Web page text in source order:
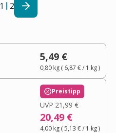
1 2
5,49 €
0,80 kg( 6,87 €/ 1 kg)
Preistipp
UVP 21,99 €
20,49 €
4,00 kg(5,13 €/ 1 kg)